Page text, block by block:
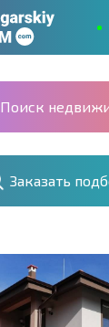
Поиск
Заказать